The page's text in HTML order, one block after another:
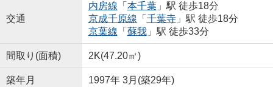
交通
内房線 「 本千葉」駅 徒歩18分
京成千原線 「 千葉寺」駅 徒歩18分
京葉線 「 蘇我」駅 徒歩33分
間取り(面積) 2K(47.20㎡)
築年月 1997年 3月(築29年)